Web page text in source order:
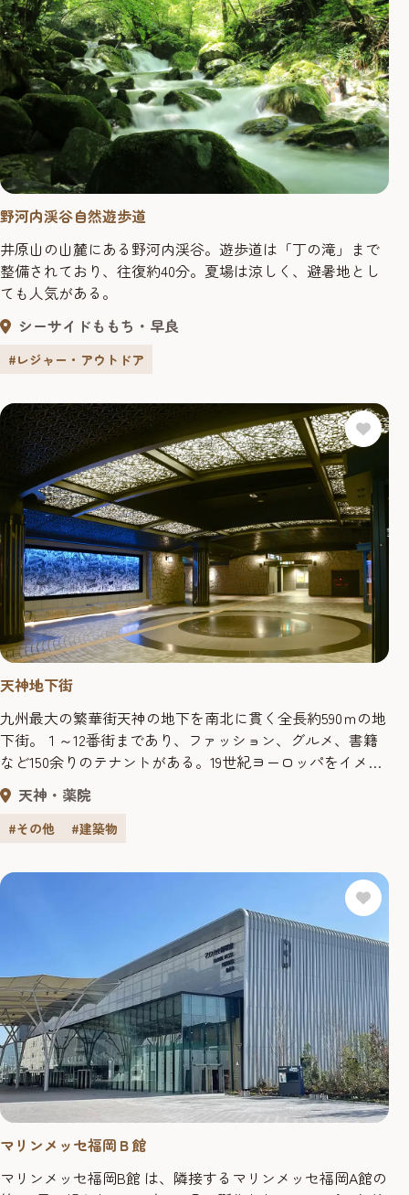
野河内渓谷自然遊歩道
井原山の山麓にある野河内渓谷。遊歩道は「丁の滝」まで
整備されており、往復約40分。夏場は涼しく、避暑地とし
ても人気がある。
シーサイドももち・早良
#レジャー・アウトドア
天神地下街
九州最大の繁華街天神の地下を南北に貫く全長約590ｍの地
下街。１～12番街まであり、ファッション、グルメ、書籍
など150余りのテナントがある。19世紀ヨーロッパをイメー
ジして造られ、石畳の床や唐草模様の天井などは、開業当
初から斬新でありながら落ち着いた雰囲気を効果的に演出
している。交通アクセスも地下鉄天神駅、天神南駅と直結
も通じる好環境を誇...
天神・薬院
#その他 #建築物
マリンメッセ福岡Ｂ館
マリンメッセ福岡B館 は、隣接するマリンメッセ福岡A館の